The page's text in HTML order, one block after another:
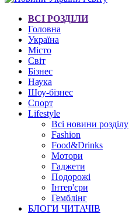
ВСІ РОЗДІЛИ
Головна
Україна
Місто
Світ
Бізнес
Наука
Шоу-бізнес
Спорт
Lifestyle
Всі новини розділу
Fashion
Food&Drinks
Мотори
Гаджети
Подорожі
Інтер'єри
Гемблінг
БЛОГИ ЧИТАЧІВ